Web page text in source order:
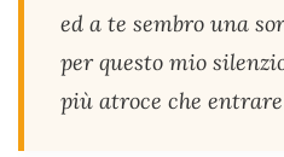
ed a te sembro una
per questo mio
più atroce che